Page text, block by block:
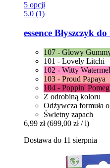
5 opcji
5.0 (1)
essence Błyszczyk
107 - Glowy
101 - Lovely Litchi
102 - Witty
103 - Proud Papaya
104 - Poppin'
Z odrobiną koloru
Odżywcza formuła
Świetny zapach
6,99 zł (699,00 zł / l)
Dostawa do 11 sierpnia